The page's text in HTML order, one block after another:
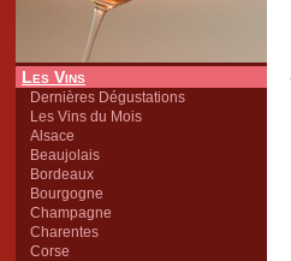
Les Vins
Dernières Dégustations
Les Vins du Mois
Alsace
Beaujolais
Bordeaux
Bourgogne
Champagne
Charentes
Corse